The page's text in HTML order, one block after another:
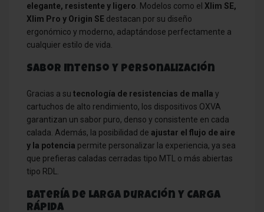
elegante, resistente y ligero . Modelos como el Xlim SE,
Xlim Pro y Origin SE destacan por su diseño
ergonómico y moderno, adaptándose perfectamente a
cualquier estilo de vida.
Sabor Intenso y Personalización
Gracias a su tecnología de resistencias de malla y
cartuchos de alto rendimiento, los dispositivos OXVA
garantizan un sabor puro, denso y consistente en cada
calada. Además, la posibilidad de ajustar el flujo de aire
y la potencia permite personalizar la experiencia, ya sea
que prefieras caladas cerradas tipo MTL o más abiertas
tipo RDL.
Batería de Larga Duración y Carga
Rápida